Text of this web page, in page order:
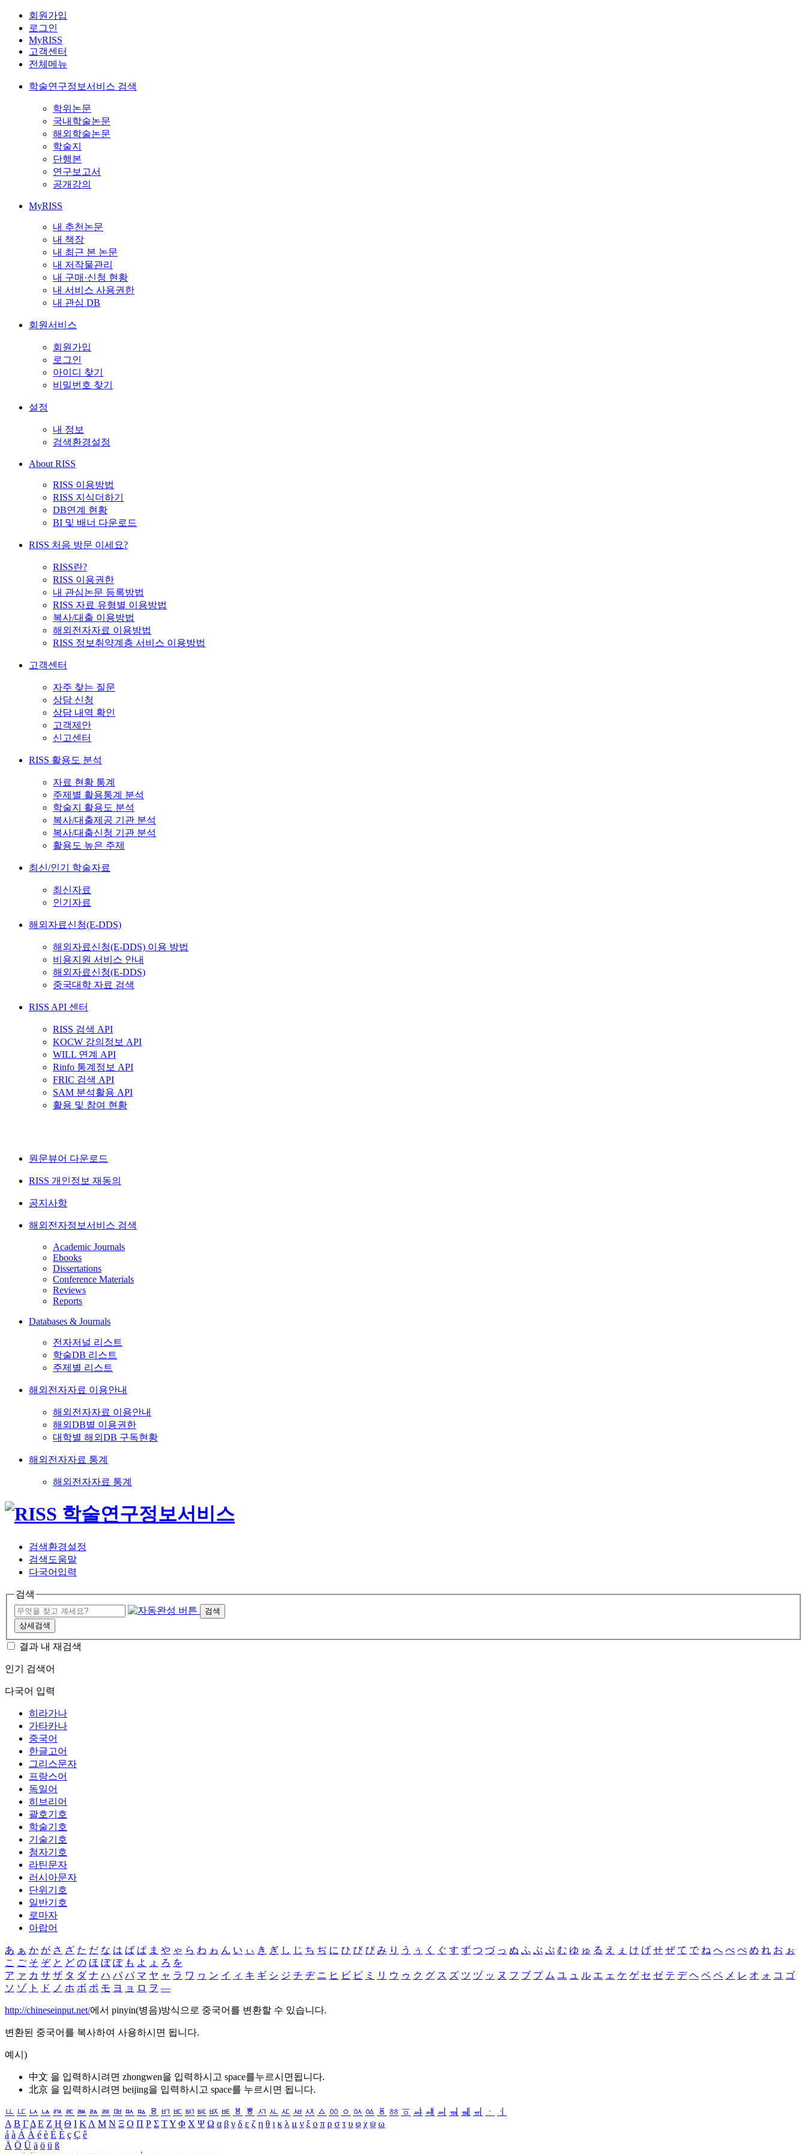
회원가입
로그인
MyRISS
고객센터
전체메뉴
학술연구정보서비스 검색
학위논문
국내학술논문
해외학술논문
학술지
단행본
연구보고서
공개강의
MyRISS
내 추천논문
내 책장
내 최근 본 논문
내 저작물관리
내 구매·신청 현황
내 서비스 사용권한
내 관심 DB
회원서비스
회원가입
로그인
아이디 찾기
비밀번호 찾기
설정
내 정보
검색환경설정
About RISS
RISS 이용방법
RISS 지식더하기
DB연계 현황
BI 및 배너 다운로드
RISS 처음 방문 이세요?
RISS란?
RISS 이용권한
내 관심논문 등록방법
RISS 자료 유형별 이용방법
복사/대출 이용방법
해외전자자료 이용방법
RISS 정보취약계층 서비스 이용방법
고객센터
자주 찾는 질문
상담 신청
상담 내역 확인
고객제안
신고센터
RISS 활용도 분석
자료 현황 통계
주제별 활용통계 분석
학술지 활용도 분석
복사/대출제공 기관 분석
복사/대출신청 기관 분석
활용도 높은 주제
최신/인기 학술자료
최신자료
인기자료
해외자료신청(E-DDS)
해외자료신청(E-DDS) 이용 방법
비용지원 서비스 안내
해외자료신청(E-DDS)
중국대학 자료 검색
RISS API 센터
RISS 검색 API
KOCW 강의정보 API
WILL 연계 API
Rinfo 통계정보 API
FRIC 검색 API
SAM 분석활용 API
활용 및 참여 현황
원문뷰어 다운로드
RISS 개인정보 재동의
공지사항
해외전자정보서비스 검색
Academic Journals
Ebooks
Dissertations
Conference Materials
Reviews
Reports
Databases & Journals
전자저널 리스트
학술DB 리스트
주제별 리스트
해외전자자료 이용안내
해외전자자료 이용안내
해외DB별 이용권한
대학별 해외DB 구독현황
해외전자자료 통계
해외전자자료 통계
검색환경설정
검색도움말
다국어입력
검색
검색
상세검색
결과 내 재검색
인기 검색어
다국어 입력
히라가나
가타카나
중국어
한글고어
그리스문자
프랑스어
독일어
히브리어
괄호기호
학술기호
기술기호
첨자기호
라틴문자
러시아문자
단위기호
일반기호
로마자
아랍어
あ ぁ か が さ ざ た だ な は ば ぱ ま や ゃ ら わ ゎ ん い ぃ き ぎ し じ ち ぢ に ひ び ぴ み り う ぅ く ぐ す ず つ づ っ ぬ ふ ぶ ぷ む ゆ ゅ る え ぇ け げ せ ぜ て で ね へ べ ぺ め れ お ぉ
こ ご そ ぞ と ど の ほ ぼ ぽ も よ ょ ろ を
ア ァ カ サ ザ タ ダ ナ ハ バ パ マ ヤ ャ ラ ワ ヮ ン イ ィ キ ギ シ ジ チ ヂ ニ ヒ ビ ピ ミ リ ウ ゥ ク グ ス ズ ツ ヅ ッ ヌ フ ブ プ ム ユ ュ ル エ ェ ケ ゲ セ ゼ テ デ ヘ ベ ペ メ レ オ ォ コ ゴ
ソ ゾ ト ド ノ ホ ボ ポ モ ヨ ョ ロ ヲ ―
http://chineseinput.net/에서 pinyin(병음)방식으로 중국어를 변환할 수 있습니다.
변환된 중국어를 복사하여 사용하시면 됩니다.
예시)
中文 을 입력하시려면 zhongwen을 입력하시고 space를누르시면됩니다.
北京 을 입력하시려면 beijing을 입력하시고 space를 누르시면 됩니다.
ㅥ ㅦ ㅧ ㅨ ㅩ ㅪ ㅫ ㅬ ㅭ ㅮ ㅯ ㅰ ㅱ ㅲ ㅳ ㅴ ㅵ ㅶ ㅷ ㅸ ㅹ ㅺ ㅻ ㅼ ㅽ ㅾ ㅿ ㆀ ㆁ ㆂ ㆃ ㆄ ㆅ ㆆ ㆇ ㆈ ㆉ ㆊ ㆋ ㆌ ㆍ
ㆎ
Α Β ΓΔ Ε Ζ Η Θ Ι ΚΛ Μ Ν Ξ Ο Π Ρ Σ ΤΥ Φ Χ Ψ Ω α β γ δ ε ζ η θ ι κ λ μ ν ξ ο π ρ σ τ υ φ χ ψ ω
á à Á À é è É È ç Ç ê
Ä Ö Ü ä ö ü ß